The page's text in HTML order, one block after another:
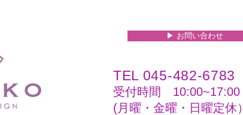
▶︎ お問い合わせ
TEL 045-482-6783
受付時間 10:00~17:00​​​
(​月曜・金曜・日曜定休）